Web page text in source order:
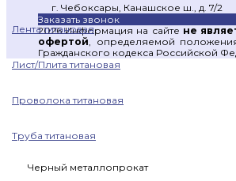
Лента титановая
Лист/Плита титановая
Проволока титановая
Труба титановая
Черный металлопрокат
г. Чебоксары, Канашское ш., д. 7/2
Заказать звонок
2026 Информация на сайте не
офертой , определяемой
Гражданского кодекса Российской